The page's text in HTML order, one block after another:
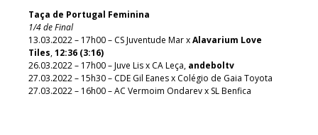
Taça de Portugal Feminina
1/4 de Final
13.03.2022 – 17h00 – CS Juventude Mar xAlavarium Love
Tiles,12:36 (3:16)
26.03.2022 – 17h00 – Juve Lis x CA Leça, andeboltv
27.03.2022 – 15h30 – CDE Gil Eanes x Colégio de Gaia Toyota
27.03.2022 – 16h00 – AC Vermoim Ondarev x SL Benfica